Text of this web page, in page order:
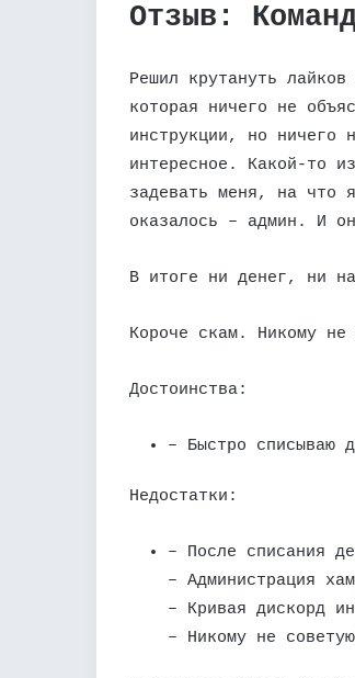
Отзыв:
Решил крутануть
которая ничего не
инструкции, но ничего
интересное. Какой-то
задевать меня, на что
оказалось – админ. И
В итоге ни денег, ни
Короче скам. Никому не
Достоинства:
– Быстро списываю
Недостатки:
– После списания
– Администрация
– Кривая дискорд
– Никому не